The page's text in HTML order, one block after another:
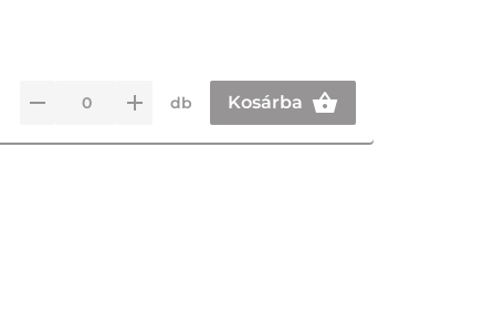
db Kosárba